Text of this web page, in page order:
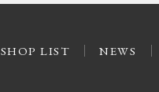
SHOP LIST NEWS